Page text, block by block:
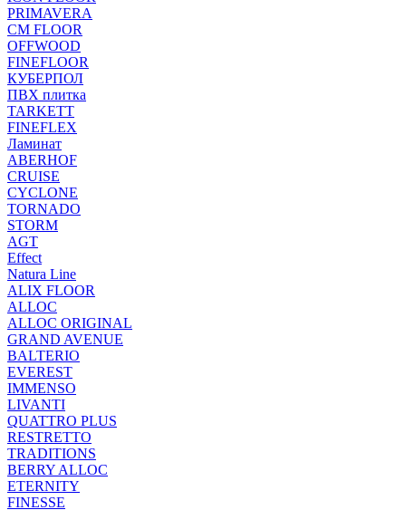
PRIMAVERA
CM FLOOR
OFFWOOD
FINEFLOOR
КУБЕРПОЛ
ПВХ плитка
TARKETT
FINEFLEX
Ламинат
ABERHOF
CRUISE
CYCLONE
TORNADO
STORM
AGT
Effect
Natura Line
ALIX FLOOR
ALLOC
ALLOC ORIGINAL
GRAND AVENUE
BALTERIO
EVEREST
IMMENSO
LIVANTI
QUATTRO PLUS
RESTRETTO
TRADITIONS
BERRY ALLOC
ETERNITY
FINESSE